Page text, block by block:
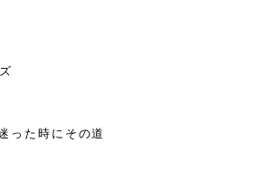
った時にその道